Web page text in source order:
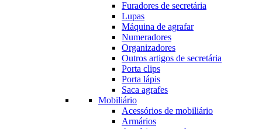
Furadores de secretária
Lupas
Máquina de agrafar
Numeradores
Organizadores
Outros artigos de secretária
Porta clips
Porta lápis
Saca agrafes
Mobiliário
Acessórios de mobiliário
Armários